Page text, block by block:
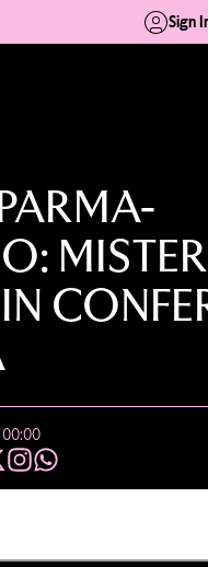
Sign
MISTER
00:00